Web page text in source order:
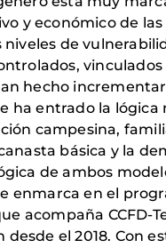
y económico de
de
hecho
ha entrado la
campesina,
básica y la
de ambos
enmarca en el
acompaña CCFD-
el 2018. Con